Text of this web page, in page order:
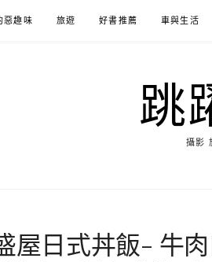
惡趣味 旅遊 好書推薦 車與生活
跳
攝影
屋日式丼飯- 牛